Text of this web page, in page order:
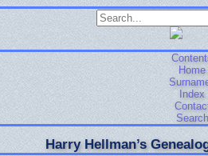
Home
Index
Search
Harry Hellman’s